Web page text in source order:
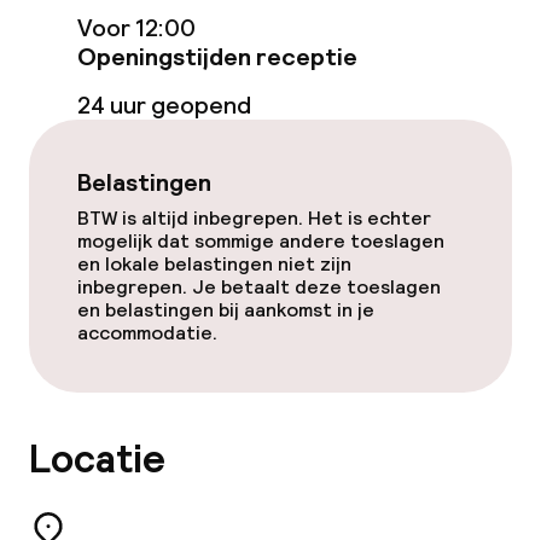
Lunch à la carte
Roomservice
Dieetopties
Glutenvrije opties
Vegetarische opties
Schoonmaakvoorzieningen
Voor 12:00
Openingstijden receptie
24 uur geopend
Belastingen
BTW is altijd inbegrepen. Het is echter
mogelijk dat sommige andere toeslagen
en lokale belastingen niet zijn
inbegrepen. Je betaalt deze toeslagen
en belastingen bij aankomst in je
accommodatie.
Locatie